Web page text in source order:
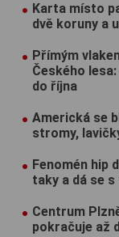
Karta místo
dvě koruny a
Přímým
Českého
do října
Americká se
stromy,
Fenomén hip
taky a dá se
Centrum
pokračuje až